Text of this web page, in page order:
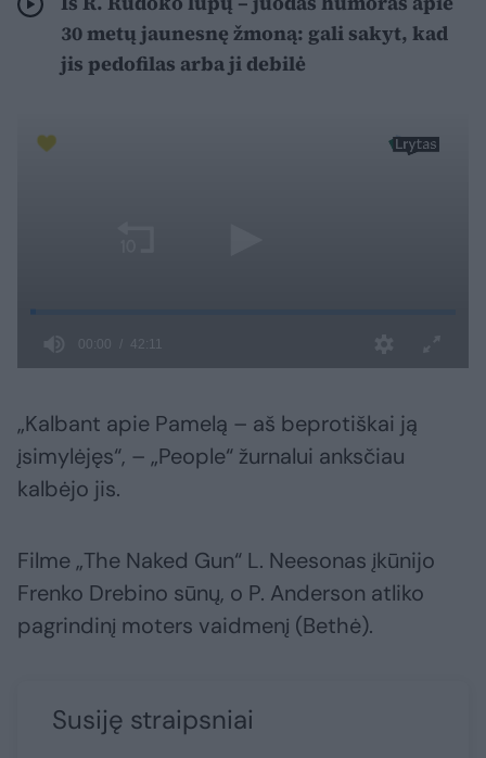
30 metų jaunesnę žmoną: gali sakyt, kad
jis pedofilas arba ji debilė
„Kalbant apie Pamelą – aš beprotiškai ją
įsimylėjęs“, – „People“ žurnalui anksčiau
kalbėjo jis.
Filme „The Naked Gun“ L. Neesonas įkūnijo
Frenko Drebino sūnų, o P. Anderson atliko
pagrindinį moters vaidmenį (Bethė).
Susiję straipsniai